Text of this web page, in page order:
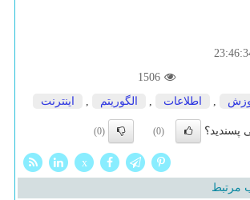
1506
, اطلاعات , الگوریتم , اینترنت
پسندید؟ (0)
(0)
x
مرتبط